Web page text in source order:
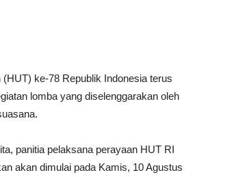
ke-78 Republik Indonesia terus
lomba yang diselenggarakan oleh
panitia pelaksana perayaan HUT RI
akan dimulai pada Kamis, 10 Agustus